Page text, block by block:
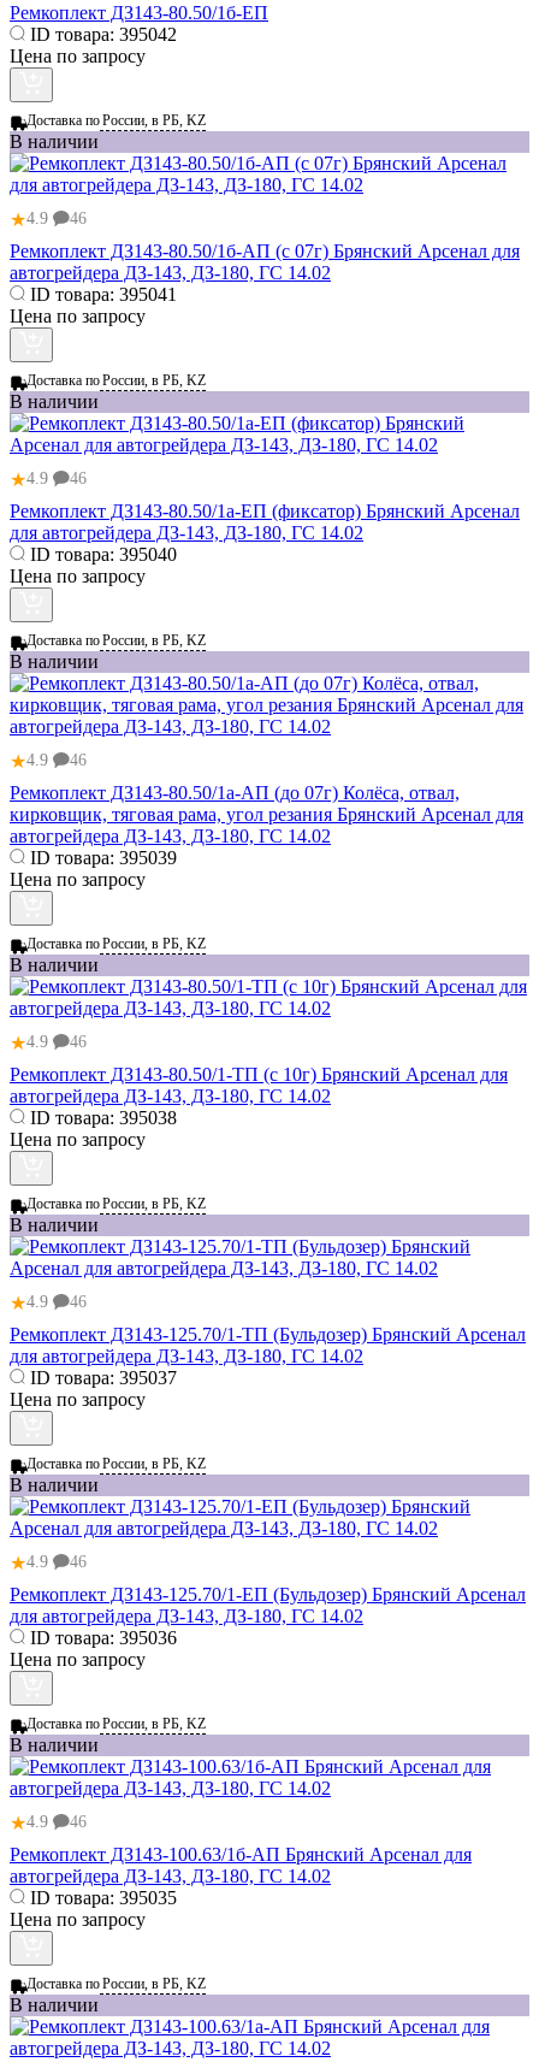
Ремкоплект ДЗ143-80.50/1б-ЕП
ID товара: 395042
Цена по запросу
Доставка поРоссии, в РБ, KZ
В наличии
★4.9 46
Ремкоплект ДЗ143-80.50/1б-АП (с 07г) Брянский Арсенал для
автогрейдера ДЗ-143, ДЗ-180, ГС 14.02
ID товара: 395041
Цена по запросу
Доставка поРоссии, в РБ, KZ
В наличии
★4.9 46
Ремкоплект ДЗ143-80.50/1а-ЕП (фиксатор) Брянский Арсенал
для автогрейдера ДЗ-143, ДЗ-180, ГС 14.02
ID товара: 395040
Цена по запросу
Доставка поРоссии, в РБ, KZ
В наличии
★4.9 46
Ремкоплект ДЗ143-80.50/1а-АП (до 07г) Колёса, отвал,
кирковщик, тяговая рама, угол резания Брянский Арсенал для
автогрейдера ДЗ-143, ДЗ-180, ГС 14.02
ID товара: 395039
Цена по запросу
Доставка поРоссии, в РБ, KZ
В наличии
★4.9 46
Ремкоплект ДЗ143-80.50/1-ТП (с 10г) Брянский Арсенал для
автогрейдера ДЗ-143, ДЗ-180, ГС 14.02
ID товара: 395038
Цена по запросу
Доставка поРоссии, в РБ, KZ
В наличии
★4.9 46
Ремкоплект ДЗ143-125.70/1-ТП (Бульдозер) Брянский Арсенал
для автогрейдера ДЗ-143, ДЗ-180, ГС 14.02
ID товара: 395037
Цена по запросу
Доставка поРоссии, в РБ, KZ
В наличии
★4.9 46
Ремкоплект ДЗ143-125.70/1-ЕП (Бульдозер) Брянский Арсенал
для автогрейдера ДЗ-143, ДЗ-180, ГС 14.02
ID товара: 395036
Цена по запросу
Доставка поРоссии, в РБ, KZ
В наличии
★4.9 46
Ремкоплект ДЗ143-100.63/1б-АП Брянский Арсенал для
автогрейдера ДЗ-143, ДЗ-180, ГС 14.02
ID товара: 395035
Цена по запросу
Доставка поРоссии, в РБ, KZ
В наличии